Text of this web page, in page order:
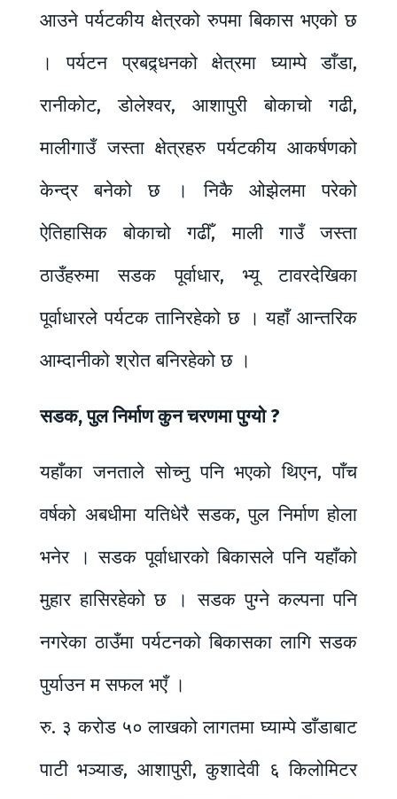
आउने पर्यटकीय क्षेत्रको रुपमा बिकास भएको छ
। पर्यटन प्रबद्र्धनको क्षेत्रमा घ्याम्पे डाँडा,
रानीकोट, डोलेश्वर, आशापुरी बोकाचो गढी,
मालीगाउँ जस्ता क्षेत्रहरु पर्यटकीय आकर्षणको
केन्द्र बनेको छ । निकै ओझेलमा परेको
ऐतिहासिक बोकाचो गढीँ, माली गाउँ जस्ता
ठाउँहरुमा सडक पूर्वाधार, भ्यू टावरदेखिका
पूर्वाधारले पर्यटक तानिरहेको छ । यहाँ आन्तरिक
आम्दानीको श्रोत बनिरहेको छ ।
सडक, पुल निर्माण कुन चरणमा पुग्यो ?
यहाँका जनताले सोच्नु पनि भएको थिएन, पाँच
वर्षको अबधीमा यतिधेरै सडक, पुल निर्माण होला
भनेर । सडक पूर्वाधारको बिकासले पनि यहाँको
मुहार हासिरहेको छ । सडक पुग्ने कल्पना पनि
नगरेका ठाउँमा पर्यटनको बिकासका लागि सडक
पुर्याउन म सफल भएँ ।
रु. ३ करोड ५० लाखको लागतमा घ्याम्पे डाँडाबाट
पाटी भञ्याङ, आशापुरी, कुशादेवी ६ किलोमिटर